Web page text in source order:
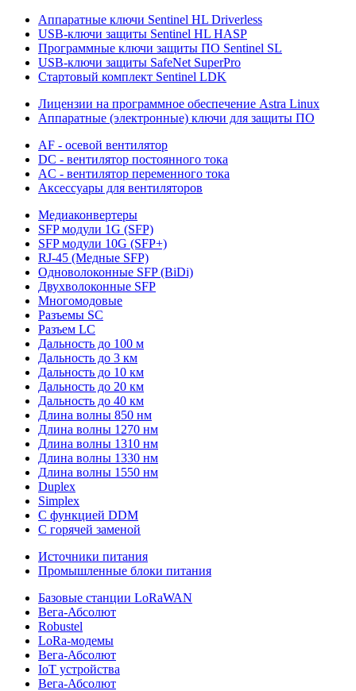
Аппаратные ключи Sentinel HL Driverless
USB-ключи защиты Sentinel HL HASP
Программные ключи защиты ПО Sentinel SL
USB-ключи защиты SafeNet SuperPro
Стартовый комплект Sentinel LDK
Лицензии на программное обеспечение Astra Linux
Аппаратные (электронные) ключи для защиты ПО
AF - осевой вентилятор
DC - вентилятор постоянного тока
AC - вентилятор переменного тока
Аксессуары для вентиляторов
Медиаконвертеры
SFP модули 1G (SFP)
SFP модули 10G (SFP+)
RJ-45 (Медные SFP)
Одноволоконные SFP (BiDi)
Двухволоконные SFP
Многомодовые
Разъемы SC
Разъем LC
Дальность до 100 м
Дальность до 3 км
Дальность до 10 км
Дальность до 20 км
Дальность до 40 км
Длина волны 850 нм
Длина волны 1270 нм
Длина волны 1310 нм
Длина волны 1330 нм
Длина волны 1550 нм
Duplex
Simplex
С функцией DDM
С горячей заменой
Источники питания
Промышленные блоки питания
Базовые станции LoRaWAN
Вега-Абсолют
Robustel
LoRa-модемы
Вега-Абсолют
IoT устройства
Вега-Абсолют